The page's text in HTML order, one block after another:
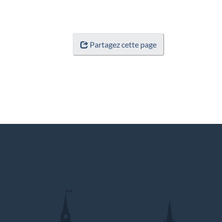
Partagez cette page